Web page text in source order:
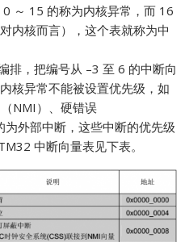
～ 15 的称为内核异常，而 16
内核而言），这个表就称为中
排，把编号从 –3 至 6 的中断向
核异常不能被设置优先级，如
NMI）、硬错误
为外部中断，这些中断的优先级
中断向量表见下表。